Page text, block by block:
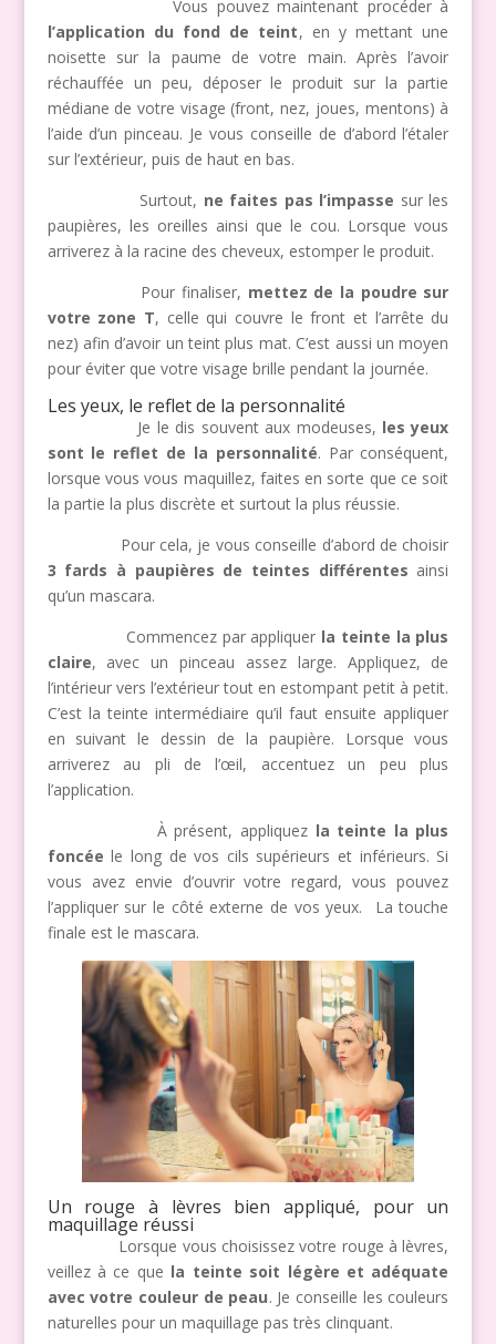
Vous pouvez maintenant procéder à
l’application du fond de teint, en y mettant une
noisette sur la paume de votre main. Après l’avoir
réchauffée un peu, déposer le produit sur la partie
médiane de votre visage (front, nez, joues, mentons) à
l’aide d’un pinceau. Je vous conseille de d’abord l’étaler
sur l’extérieur, puis de haut en bas.
Surtout, ne faites pas l’impasse sur les
paupières, les oreilles ainsi que le cou. Lorsque vous
arriverez à la racine des cheveux, estomper le produit.
Pour finaliser, mettez de la poudre sur
votre zone T, celle qui couvre le front et l’arrête du
nez) afin d’avoir un teint plus mat. C’est aussi un moyen
pour éviter que votre visage brille pendant la journée.
Les yeux, le reflet de la personnalité
Je le dis souvent aux modeuses, les yeux
sont le reflet de la personnalité. Par conséquent,
lorsque vous vous maquillez, faites en sorte que ce soit
la partie la plus discrète et surtout la plus réussie.
Pour cela, je vous conseille d’abord de choisir
3 fards à paupières de teintes différentes ainsi
qu’un mascara.
Commencez par appliquer la teinte la plus
claire, avec un pinceau assez large. Appliquez, de
l’intérieur vers l’extérieur tout en estompant petit à petit.
C’est la teinte intermédiaire qu’il faut ensuite appliquer
en suivant le dessin de la paupière. Lorsque vous
arriverez au pli de l’œil, accentuez un peu plus
l’application.
À présent, appliquez la teinte la plus
foncée le long de vos cils supérieurs et inférieurs. Si
vous avez envie d’ouvrir votre regard, vous pouvez
l’appliquer sur le côté externe de vos yeux.
La touche
finale est le mascara.
Un rouge à lèvres bien appliqué, pour un
maquillage réussi
Lorsque vous choisissez votre rouge à lèvres,
veillez à ce que la teinte soit légère et adéquate
avec votre couleur de peau. Je conseille les couleurs
naturelles pour un maquillage pas très clinquant.